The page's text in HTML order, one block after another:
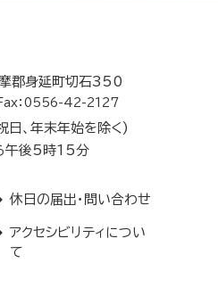
郡身延町切石350
：0556-42-2127
日、年末年始を除く)
午後5時15分
休日の届出・問い合わせ
アクセシビリティについ
て